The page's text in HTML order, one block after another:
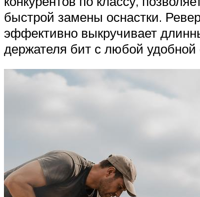
быстрой замены оснастки.
эффективно выкручивает
держателя бит с любой удобной